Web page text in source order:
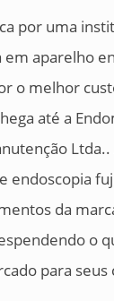
por uma
aparelho
o melhor
até a
endoscopia
da
o
para seus